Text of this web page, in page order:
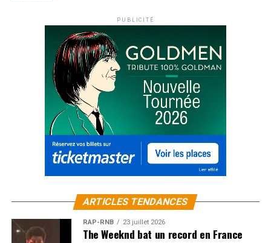
PUBLICITÉ
ARTICLES TENDANCES
RAP-RNB 23 juillet 2026
The Weeknd bat un record en France